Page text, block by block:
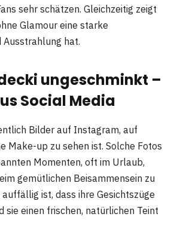
sehr schätzen. Gleichzeitig zeigt
Glamour eine starke
Ausstrahlung hat.
ungeschminkt –
Social Media
Bilder auf Instagram, auf
Make-up zu sehen ist. Solche Fotos
Momenten, oft im Urlaub,
gemütlichen Beisammensein zu
ist, dass ihre Gesichtszüge
sie einen frischen, natürlichen Teint